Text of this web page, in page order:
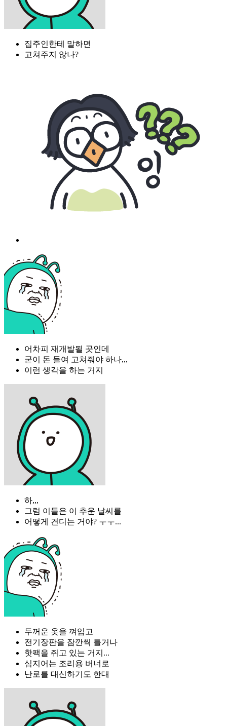
집주인한테 말하면
고쳐주지 않나?
어차피 재개발될 곳인데
굳이 돈 들여 고쳐줘야 하나,,,
이런 생각을 하는 거지
하,,,
그럼 이들은 이 추운 날씨를
어떻게 견디는 거야? ㅜㅜ...
두꺼운 옷을 껴입고
전기장판을 잠깐씩 틀거나
핫팩을 쥐고 있는 거지...
심지어는 조리용 버너로
난로를 대신하기도 한대